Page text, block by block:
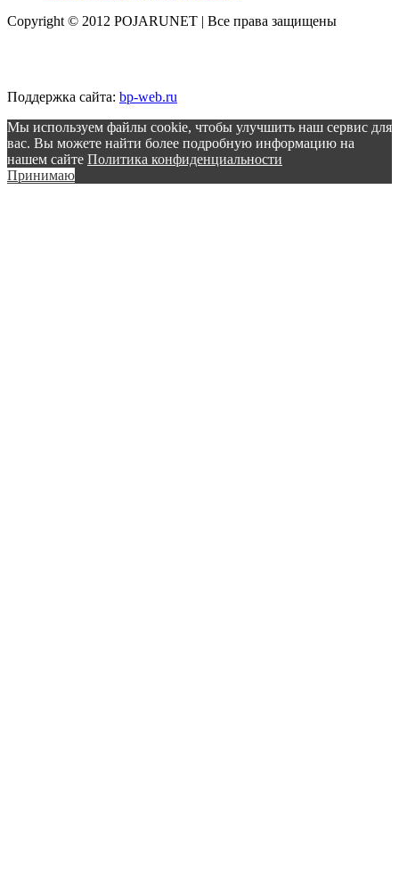
Copyright © 2012 POJARUNET | Все права защищены
Поддержка сайта: bp-web.ru
Мы используем файлы cookie, чтобы улучшить наш сервис для
вас. Вы можете найти более подробную информацию на
нашем сайте Политика конфиденциальности
Принимаю